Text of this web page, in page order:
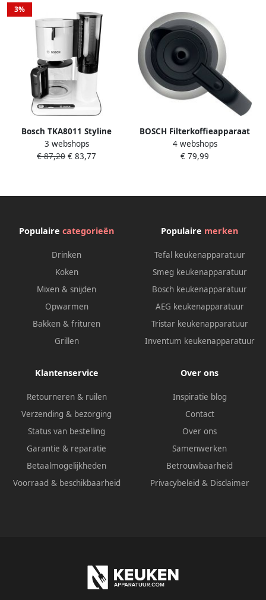
3%
Bosch TKA8011 Styline
Koffiezetapparaat |
Filterkoffiezetapparaten |
3 webshops
€ 87,20 € 83,77
BOSCH Filterkoffieapparaat
MyMoment TKA6M273 1 l
voor 8-12 kopjes intensief
thermoskan 1200 w
4 webshops
€ 79,99
Populaire categorieën
Drinken
Koken
Mixen & snijden
Opwarmen
Bakken & frituren
Grillen
Populaire merken
Tefal keukenapparatuur
Smeg keukenapparatuur
Bosch keukenapparatuur
AEG keukenapparatuur
Tristar keukenapparatuur
Inventum keukenapparatuur
Klantenservice
Retourneren & ruilen
Verzending & bezorging
Status van bestelling
Garantie & reparatie
Betaalmogelijkheden
Voorraad & beschikbaarheid
Over ons
Inspiratie blog
Contact
Over ons
Samenwerken
Betrouwbaarheid
Privacybeleid & Disclaimer